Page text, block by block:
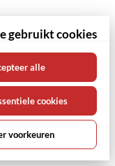
67000711 BTW:
gebruikt cookies
alle
cookies
voorkeuren